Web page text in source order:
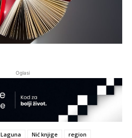
Oglasi
Laguna Nić knjige region